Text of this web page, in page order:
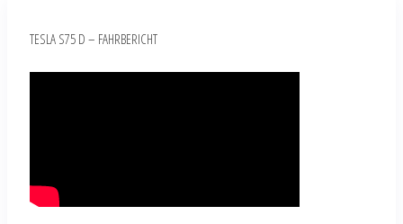
TESLA S75 D – FAHRBERICHT